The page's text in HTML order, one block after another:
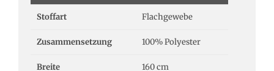
Stoffart Flachgewebe
Zusammensetzung 100% Polyester
Breite 160 cm